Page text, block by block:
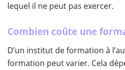
lequel il ne peut pas exercer.
Combien coûte une
D’un institut de formation à
formation peut varier. Cela